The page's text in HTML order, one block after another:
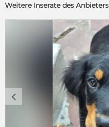
Weitere Inserate des Anbieters
c